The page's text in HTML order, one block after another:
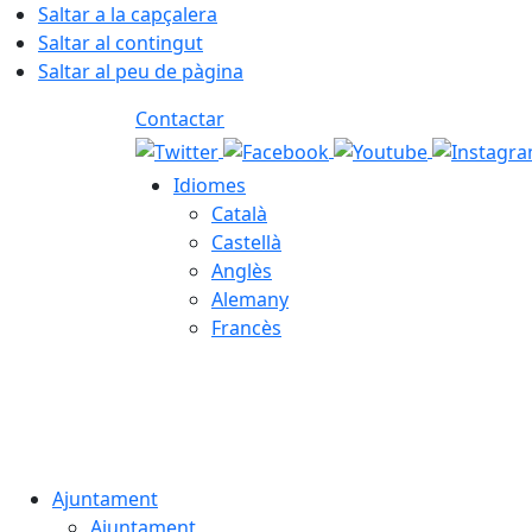
Saltar a la capçalera
Saltar al contingut
Saltar al peu de pàgina
Contactar
Idiomes
Català
Castellà
Anglès
Alemany
Francès
Ajuntament